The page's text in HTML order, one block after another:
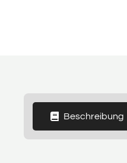
Beschreibung